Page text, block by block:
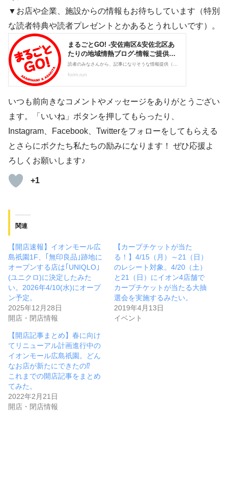
▼お店や企業、施設からの情報もお待ちしています（特別
な読者特典や読者プレゼントとかあるとうれしいです）。
いつも前向きなコメントやメッセージをありがとうござい
ます。「いいね」ボタンを押してもらったり、
Instagram、Facebook、Twitterをフォローをしてもらえる
とさらにボクたち私たちの励みになります！ ぜひ応援よ
ろしくお願いします♪
+1
関連
【開店速報】イオンモール広
島祇園1F、｢無印良品｣跡地に
オープンする店は｢UNIQLO｣
(ユニクロ)に決定したみた
い。2026年4/10(水)にオープ
ン予定。
2025年12月28日
開店・閉店情報
【カープチケットが当た
る！】4/15（月）～21（日）
のレシート対象。4/20（土）
と21（日）にイオン4店舗で
カープチケットが当たる大抽
選会を実施するみたい。
2019年4月13日
イベント
【開店記事まとめ】春に向け
てリニューアル計画進行中の
イオンモール広島祇園。どん
なお店が新たにできたの⁉
これまでの開店記事をまとめ
てみた。
2022年2月21日
開店・閉店情報